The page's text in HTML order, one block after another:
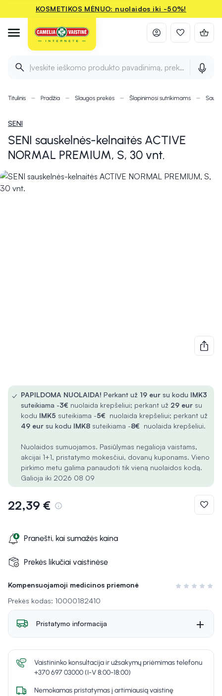
KOSMETIKOS MĖNUO: nuolaidos iki -50%!
Įveskite ieškomo produkto pavadinimą, prekės ženklą ir
Titulinis Pradžia Slaugos prekės Šlapinimosi sutrikimams
SENI
SENI sauskelnės-kelnaitės ACTIVE
NORMAL PREMIUM, S, 30 vnt.
Kompensuojamoji medicinos priemonė
Įvertinimas 0
Prekės kodas: 10000182410
✓ PAPILDOMA NUOLAIDA! Perkant už 19 eur su kodu IMK3
suteikiama -3€ nuolaida krepšeliui; perkant už 29 eur su
kodu IMK5 suteikiama -5€ nuolaida krepšeliui; perkant už
49 eur su kodu IMK8 suteikiama -8€ nuolaida krepšeliui.
Nuolaidos sumuojamos. Pasiūlymas negalioja vaistams,
akcijai 1+1, pristatymo mokesčiui, dovanų kuponams. Vieno
pirkimo metu galima panaudoti tik vieną nuolaidos kodą.
Galioja iki 2026 08 09
22,39 €
Pranešti, kai sumažės kaina
Prekės likučiai vaistinėse
Pristatymo informacija
Vaistininko konsultacija ir užsakymų priėmimas telefonu
+370 697 03000 (I-V 8:00-18:00)
Nemokamas pristatymas į artimiausią vaistinę